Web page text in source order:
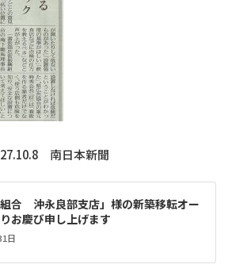
南日本新聞
組合 沖永良部支店」様の新築移転オー
お慶び申し上げます
日